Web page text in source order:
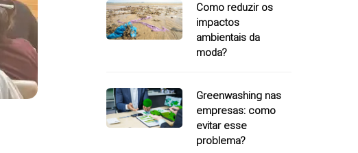
Como reduzir os
impactos
ambientais da
moda?
Greenwashing nas
empresas: como
evitar esse
problema?